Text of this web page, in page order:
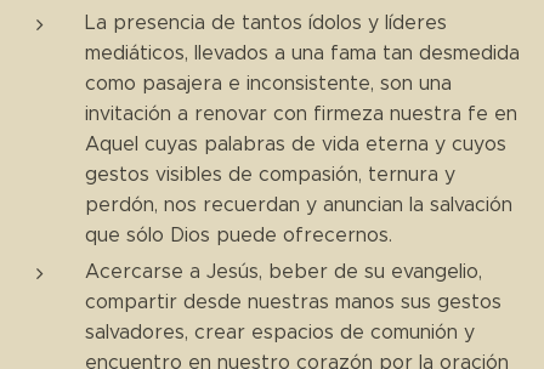
La presencia de tantos ídolos y líderes
mediáticos, llevados a una fama tan desmedida
como pasajera e inconsistente, son una
invitación a renovar con firmeza nuestra fe en
Aquel cuyas palabras de vida eterna y cuyos
gestos visibles de compasión, ternura y
perdón, nos recuerdan y anuncian la salvación
que sólo Dios puede ofrecernos.
Acercarse a Jesús, beber de su evangelio,
compartir desde nuestras manos sus gestos
salvadores, crear espacios de comunión y
encuentro en nuestro corazón por la oración